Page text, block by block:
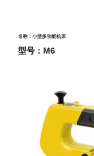
名称：小型多功能机床
型号：M6